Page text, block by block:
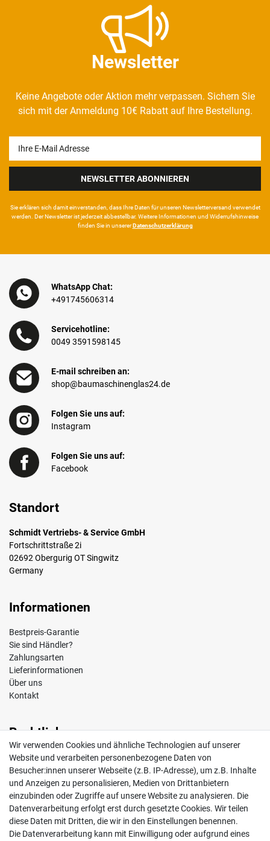
Newsletter
Keine Angebote oder Aktion mehr verpassen. Sichern Sie
sich mit der Anmeldung 10€ Rabatt auf Ihre Bestellung.
Honig
NEWSLETTER ABONNIEREN
Sie erklären sich damit ein­ver­standen, dass Ihre Da­ten für unseren News­letter­versand ver­wen­det
werden. Der News­letter ist jeder­zeit ab­bestel­lbar. Weitere Infor­mationen und Wider­rufshin­weise
finden Sie in unsererDaten­schutz­erklärung
WhatsApp Chat:
+491745606314
Servicehotline:
0049 3591598145
E-mail schreiben an:
shop@baumaschinenglas24.de
Folgen Sie uns auf:
Instagram
Folgen Sie uns auf:
Facebook
Standort
Schmidt Vertriebs- & Service GmbH
Fortschrittstraße 2i
02692 Obergurig OT Singwitz
Germany
Informationen
Bestpreis-Garantie
Sie sind Händler?
Zahlungsarten
Lieferinformationen
Über uns
Kontakt
Rechtliches
Impressum
AGB
Widerrufsrecht
Datenschutz
Vertrag widerrufen
Wir verwenden Cookies und ähnliche Technologien auf unserer
Website und verarbeiten personenbezogene Daten von
Besucher:innen unserer Webseite (z.B. IP-Adresse), um z.B. Inhalte
und Anzeigen zu personalisieren, Medien von Drittanbietern
einzubinden oder Zugriffe auf unsere Website zu analysieren. Die
Datenverarbeitung erfolgt erst durch gesetzte Cookies. Wir teilen
diese Daten mit Dritten, die wir in den Einstellungen benennen.
Die Datenverarbeitung kann mit Einwilligung oder aufgrund eines